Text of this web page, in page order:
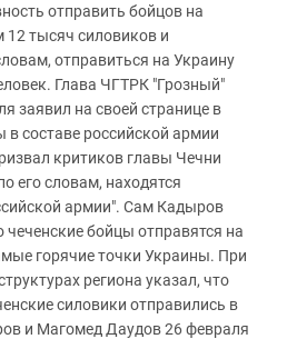
отправить бойцов на
12 тысяч силовиков и
отправиться на Украину
Глава ЧГТРК "Грозный"
заявил на своей странице в
составе российской армии
критиков главы Чечни
его словам, находятся
армии". Сам Кадыров
чеченские бойцы отправятся на
горячие точки Украины. При
региона указал, что
силовики отправились в
и Магомед Даудов 26 февраля